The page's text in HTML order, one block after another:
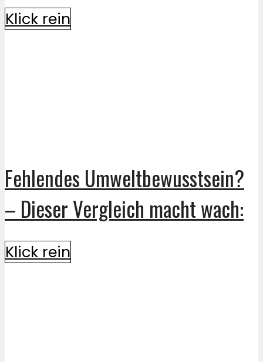
Klick rein
Fehlendes Umweltbewusstsein?
– Dieser Vergleich macht wach:
Klick rein